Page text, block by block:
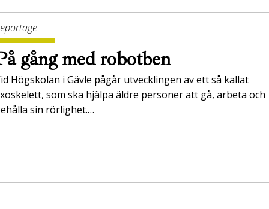
gång med robotben
Högskolan i Gävle pågår utvecklingen av ett så kallat
som ska hjälpa äldre personer att gå, arbeta och
sin rörlighet.…